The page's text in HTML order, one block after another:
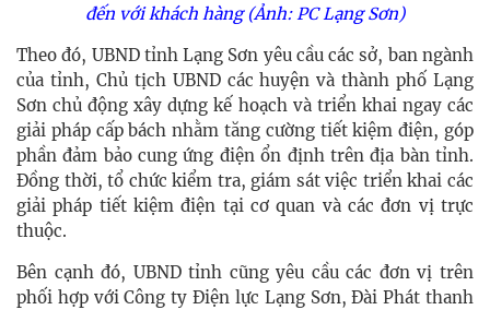
đến với khách hàng (Ảnh: PC Lạng Sơn)
Theo đó, UBND tỉnh Lạng Sơn yêu cầu các sở, ban ngành
của tỉnh, Chủ tịch UBND các huyện và thành phố Lạng
Sơn chủ động xây dựng kế hoạch và triển khai ngay các
giải pháp cấp bách nhằm tăng cường tiết kiệm điện, góp
phần đảm bảo cung ứng điện ổn định trên địa bàn tỉnh.
Đồng thời, tổ chức kiểm tra, giám sát việc triển khai các
giải pháp tiết kiệm điện tại cơ quan và các đơn vị trực
thuộc.
Bên cạnh đó, UBND tỉnh cũng yêu cầu các đơn vị trên
phối hợp với Công ty Điện lực Lạng Sơn, Đài Phát thanh